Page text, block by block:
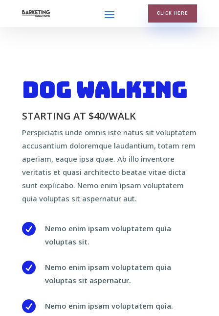
CLICK HERE
Dog Walking
STARTING AT $40/WALK
Perspiciatis unde omnis iste natus sit voluptatem
accusantium doloremque laudantium, totam rem
aperiam, eaque ipsa quae. Ab illo inventore
veritatis et quasi architecto beatae vitae dicta
sunt explicabo. Nemo enim ipsam voluptatem
quia voluptas sit aspernatur aut.

Nemo enim ipsam voluptatem quia
voluptas sit.

Nemo enim ipsam voluptatem quia
voluptas sit aspernatur.
 Nemo enim ipsam voluptatem quia.